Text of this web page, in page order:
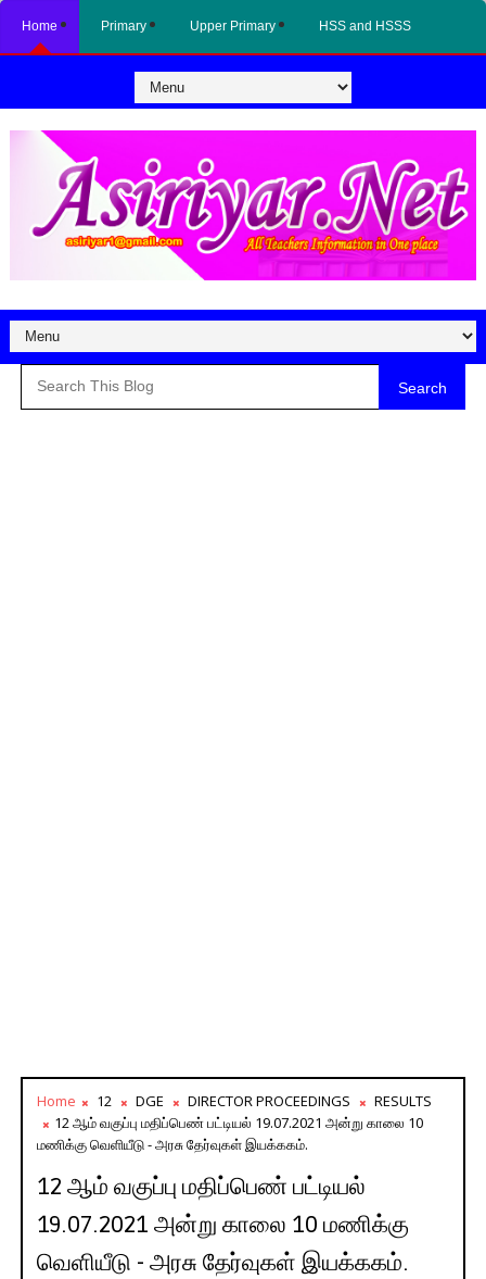
Home Primary Upper Primary HSS and HSSS
Search
Home 12 DGE DIRECTOR PROCEEDINGS
RESULTS
12 ஆம் வகுப்பு மதிப்பெண் பட்டியல் 19.07.2021 அன்று காலை 10
மணிக்கு வெளியீடு - அரசு தேர்வுகள் இயக்ககம்.
12 ஆம் வகுப்பு மதிப்பெண் பட்டியல்
19.07.2021 அன்று காலை 10 மணிக்கு
வெளியீடு - அரசு தேர்வுகள் இயக்ககம்.